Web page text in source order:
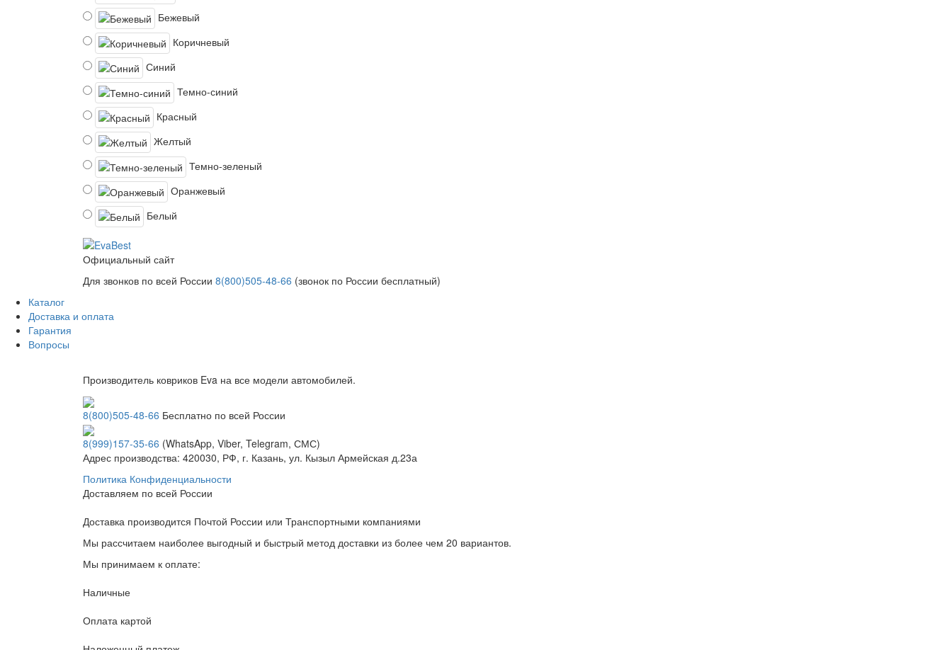
Бежевый
Коричневый
Синий
Темно-синий
Красный
Желтый
Темно-зеленый
Оранжевый
Белый
Официальный сайт
Для звонков по всей России 8(800)505-48-66 (звонок по России бесплатный)
Каталог
Доставка и оплата
Гарантия
Вопросы
Производитель ковриков Eva на все модели автомобилей.
8(800)505-48-66 Бесплатно по всей России
8(999)157-35-66 (WhatsApp, Viber, Telegram, СМС)
Адрес производства: 420030, РФ, г. Казань, ул. Кызыл Армейская д.23а
Политика Конфиденциальности
Доставляем по всей России
Доставка производится Почтой России или Транспортными компаниями
Мы рассчитаем наиболее выгодный и быстрый метод доставки из более чем 20 вариантов.
Мы принимаем к оплате:
Наличные
Оплата картой